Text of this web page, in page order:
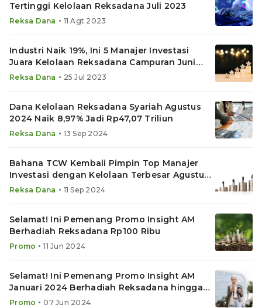
Tertinggi Kelolaan Reksadana Juli 2023
Reksa Dana • 11 Agt 2023
Industri Naik 19%, Ini 5 Manajer Investasi
Juara Kelolaan Reksadana Campuran Juni
2023
Reksa Dana • 25 Jul 2023
Dana Kelolaan Reksadana Syariah Agustus
2024 Naik 8,97% Jadi Rp47,07 Triliun
Reksa Dana • 13 Sep 2024
Bahana TCW Kembali Pimpin Top Manajer
Investasi dengan Kelolaan Terbesar Agustus
2024
Reksa Dana • 11 Sep 2024
Selamat! Ini Pemenang Promo Insight AM
Berhadiah Reksadana Rp100 Ribu
Promo • 11 Jun 2024
Selamat! Ini Pemenang Promo Insight AM
Januari 2024 Berhadiah Reksadana hingga
Rp2 Juta
Promo • 07 Jun 2024